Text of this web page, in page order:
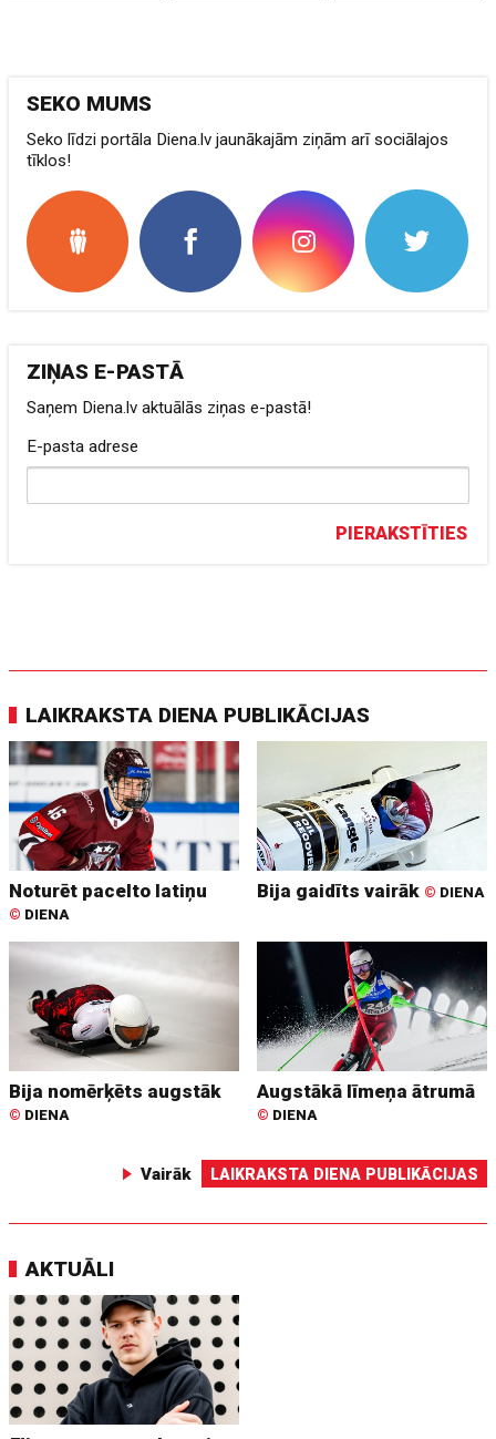
SEKO MUMS
Seko līdzi portāla Diena.lv jaunākajām ziņām arī sociālajos
tīklos!
ZIŅAS E-PASTĀ
Saņem Diena.lv aktuālās ziņas e-pastā!
E-pasta adrese
PIERAKSTĪTIES
LAIKRAKSTA DIENA PUBLIKĀCIJAS
Noturēt pacelto latiņu
© DIENA
Bija gaidīts vairāk © DIENA
Bija nomērķēts augstāk
© DIENA
Augstākā līmeņa ātrumā
© DIENA
Vairāk LAIKRAKSTA DIENA PUBLIKĀCIJAS
AKTUĀLI